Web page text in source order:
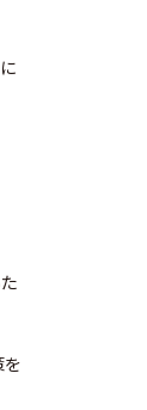
を